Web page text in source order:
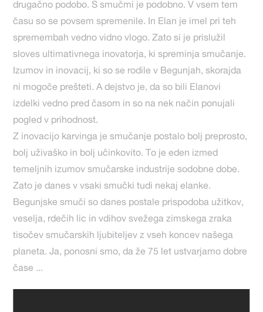
drugačno podobo. S smučmi je podobno. V vsem tem
času so se povsem spremenile. In Elan je imel pri teh
spremembah vedno vidno vlogo. Zato si je prislužil
sloves ultimativnega inovatorja, ki spreminja smučanje.
Izumov in inovacij, ki so se rodile v Begunjah, skorajda
ni mogoče prešteti. A dejstvo je, da so bili Elanovi
izdelki vedno pred časom in so na nek način ponujali
pogled v prihodnost.
Z inovacijo karvinga je smučanje postalo bolj preprosto,
bolj uživaško in bolj učinkovito. To je eden izmed
temeljnih izumov smučarske industrije sodobne dobe.
Zato je danes v vsaki smučki tudi nekaj elanke.
Begunjske smuči so danes postale prispodoba užitkov,
veselja, rdečih lic in vdihov svežega zimskega zraka
tisočev smučarskih ljubiteljev z vseh koncev našega
planeta. Ja, ponosni smo, da že 75 let ustvarjamo dobre
čase ...